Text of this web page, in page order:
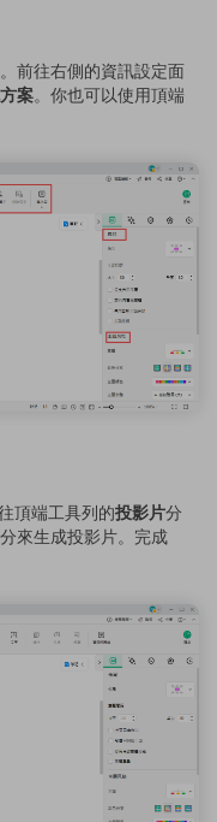
前往右側的資訊設定面
案。你也可以使用頂端
頂端工具列的投影片分
來生成投影片。完成